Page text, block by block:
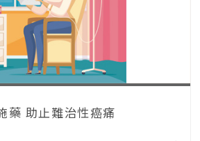
藥 助止難治性癌痛